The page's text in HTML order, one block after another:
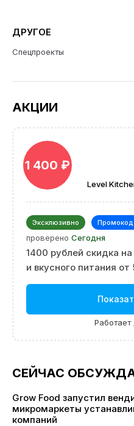
ДРУГОЕ
Спецпроекты
АКЦИИ
Level
1 400 ₽
Эксклюзивно Промокод
проверено Сегодня
1400 рублей скидка
и вкусного питания от
Работает
СЕЙЧАС
Grow Food запустил
микромаркеты
компаний